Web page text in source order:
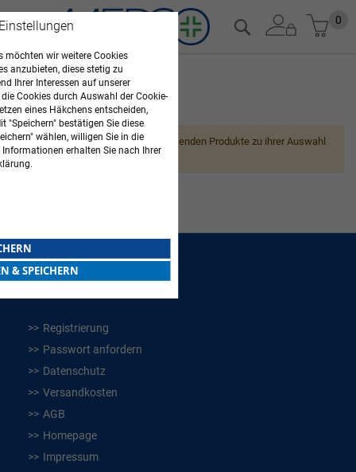
Zum
Inhalt
0
Suche
Leider können wir keine passenden Produkte zu ihrer Auswahl
finden.
ARZTBEDARF
WEITERES
Registrierung
Passwort anfordern
Datenschutz
Versandkosten
AGB
Homepage
Impressum
möchten wir weitere Cookies
anzubieten, diese stetig zu
Ihrer Interessen auf unserer
Cookies durch Auswahl der Cookie-
eines Häkchens entscheiden,
"Speichern" bestätigen Sie diese
wählen, willigen Sie in die
erhalten Sie nach Ihrer
& SPEICHERN